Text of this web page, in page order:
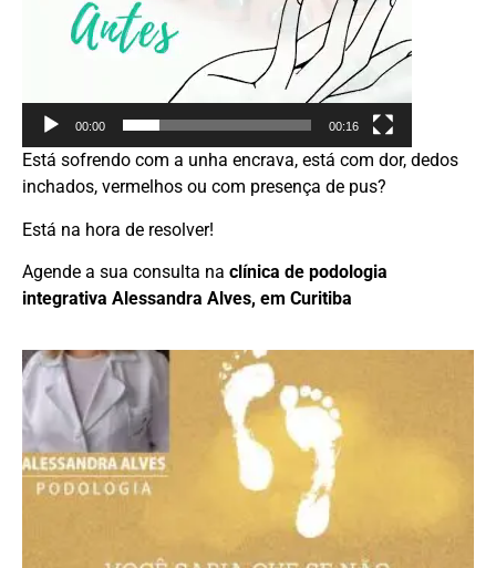
00:00 00:16
Está sofrendo com a unha encrava, está com dor, dedos
inchados, vermelhos ou com presença de pus?
Está na hora de resolver!
Agende a sua consulta na clínica de podologia
integrativa Alessandra Alves, em Curitiba